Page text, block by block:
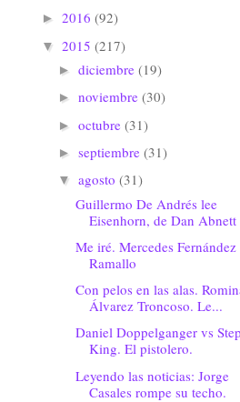
► 2016 (92)
▼ 2015 (217)
► diciembre (19)
► noviembre (30)
► octubre (31)
► septiembre (31)
▼ agosto (31)
Guillermo De Andrés lee
Eisenhorn, de Dan Abnett
Me iré. Mercedes Fernández
Ramallo
Con pelos en las alas.
Álvarez Troncoso. Le...
Daniel Doppelganger vs
King. El pistolero.
Leyendo las noticias: Jorge
Casales rompe su techo.